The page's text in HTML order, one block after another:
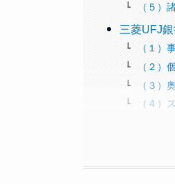
（５）
三菱UFJ
（１）
（２）
（３）
（４）